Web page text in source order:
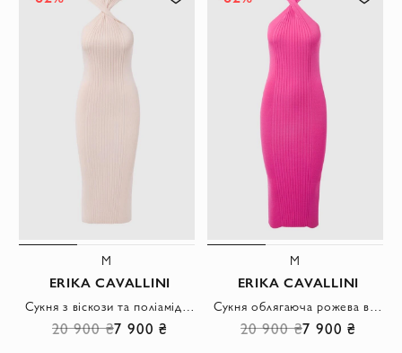
M
ERIKA CAVALLINI
20 900 ₴7 900 ₴
M
ERIKA CAVALLINI
20 900 ₴7 900 ₴